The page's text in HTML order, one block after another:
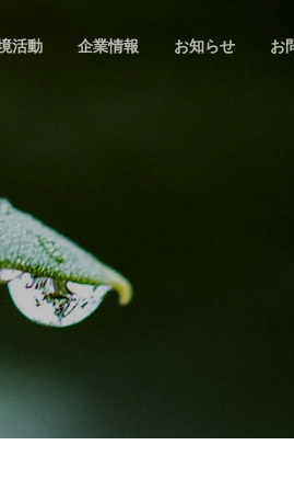
活動 企業情報 お知らせ お